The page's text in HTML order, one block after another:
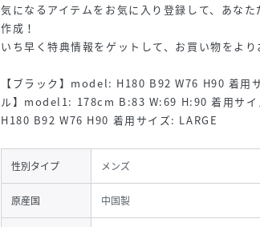
気になるアイテムをお気に入り登録して、あな
作成！
いち早く特典情報をゲットして、お買い物をより
【ブラック】model: H180 B92 W76 H90 着用
ル】model1: 178cm B:83 W:69 H:90 着用サ
H180 B92 W76 H90 着用サイズ: LARGE
性別タイプ メンズ
原産国 中国製